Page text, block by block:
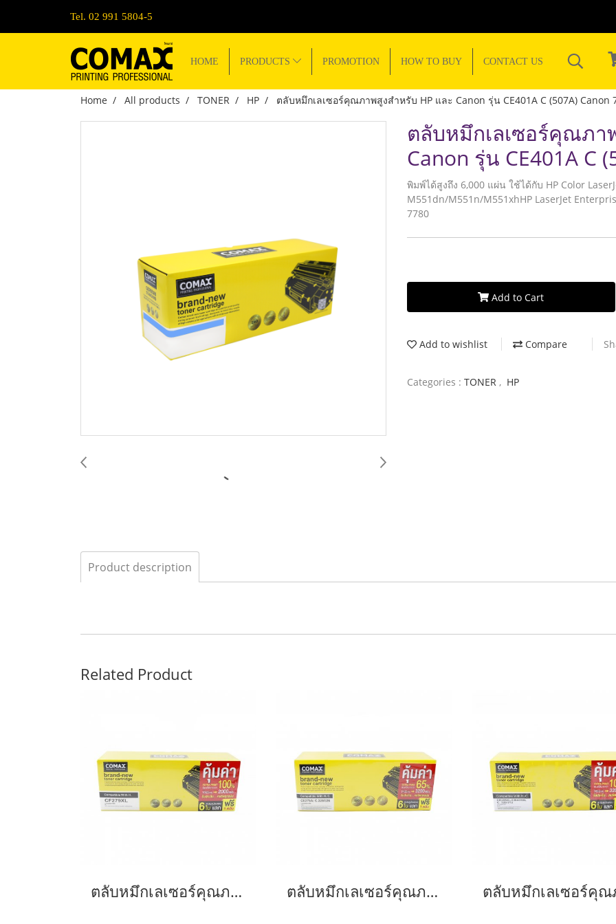
Tel. 02 991 5804-5
HOME PRODUCTS PROMOTION HOW TO BUY CONTACT US
Home All products TONER HP ตลับหมึกเลเซอร์คุณภาพสูงสำหรับ HP และ Canon รุ่น CE401A C (507A) Canon
ตลับหมึกเลเซอร์คุณภา
Canon รุ่น CE401A C
พิมพ์ได้สูงถึง 6,000 แผ่น ใช้ได้กับ HP Color
M551dn/M551n/M551xhHP LaserJet
7780
Add to Cart
Add to wishlist Compare
Categories : TONER , HP
Product description
Related Product
ตลับหมึกเลเซอร์คุณภาพสูงสำหรับ HP และ Canon รุ่น CF279A JUMBO ตลับหมึกเลเซอร์คุณภาพสูงสำหรับ HP และ Canon รุ่น CE278A Canon 126/128/726/728/326/328 JUMBO